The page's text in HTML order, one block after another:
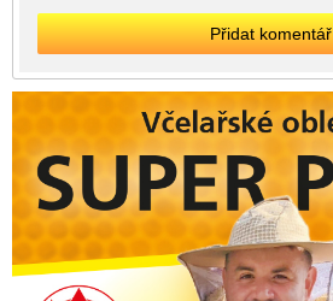
Přidat komentář